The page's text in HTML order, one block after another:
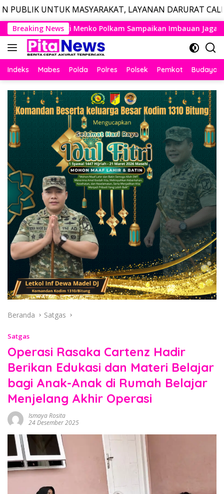
LAYANAN DARURAT CALL CENTER
Langsung
ke
konten
Breaking News
Imbauan Jaga Kondusivitas Bangsa Bentuk
Indeks Mabes Polda Polres Polsek Pemkot Budaya
Beranda Satgas
Satgas
Operasi Rasaka Cartenz Hadir
Berikan Edukasi dan Materi Belajar
bagi Anak-Anak di Rumah Belajar
Menjelang Akhir Operasi
Ismaya Rosita
24 Desember 2025